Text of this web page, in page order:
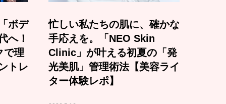
ボデ
へ！
で理
トレ
忙しい私たちの肌に、確かな
手応えを。「NEO Skin
Clinic」が叶える初夏の「発
光美肌」管理術法【美容ライ
ター体験レポ】